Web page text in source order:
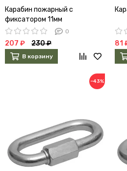
Карабин пожарный с
фиксатором 11мм
0
207 ₽ 230 ₽
В корзину
81
−43%